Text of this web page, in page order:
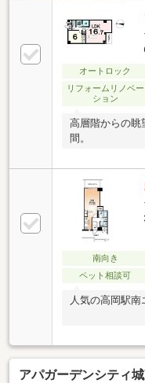
オートロック
リフォームリノベー
ション
高層階からの眺
間。
南向き
ペット相談可
人気の高岡駅
アパガーデンシティ